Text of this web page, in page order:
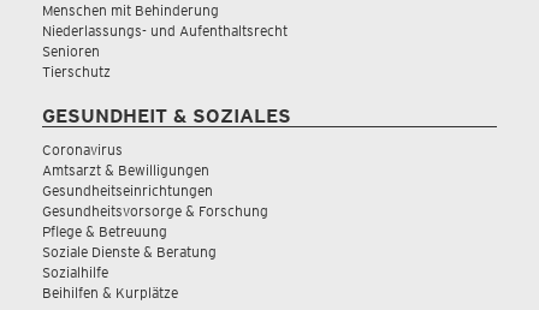
Menschen mit Behinderung
Niederlassungs- und Aufenthaltsrecht
Senioren
Tierschutz
GESUNDHEIT & SOZIALES
Coronavirus
Amtsarzt & Bewilligungen
Gesundheitseinrichtungen
Gesundheitsvorsorge & Forschung
Pflege & Betreuung
Soziale Dienste & Beratung
Sozialhilfe
Beihilfen & Kurplätze